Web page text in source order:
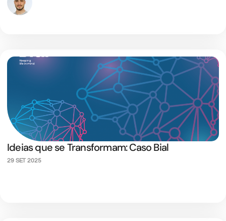
Ideias que se Transformam: Caso Bial
29 SET 2025